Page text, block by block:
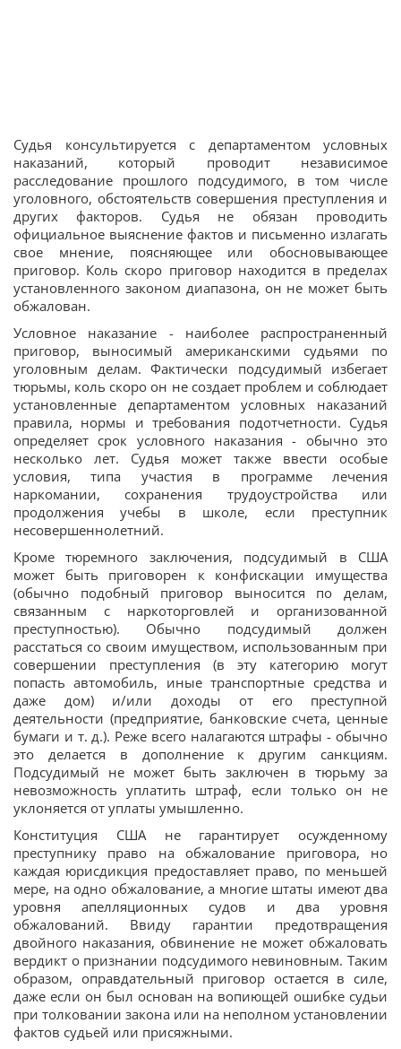
Судья консультируется с департаментом условных
наказаний, который проводит независимое
расследование прошлого подсудимого, в том числе
уголовного, обстоятельств совершения преступления и
других факторов. Судья не обязан проводить
официальное выяснение фактов и письменно излагать
свое мнение, поясняющее или обосновывающее
приговор. Коль скоро приговор находится в пределах
установленного законом диапазона, он не может быть
обжалован.
Условное наказание - наиболее распространенный
приговор, выносимый американскими судьями по
уголовным делам. Фактически подсудимый избегает
тюрьмы, коль скоро он не создает проблем и соблюдает
установленные департаментом условных наказаний
правила, нормы и требования подотчетности. Судья
определяет срок условного наказания - обычно это
несколько лет. Судья может также ввести особые
условия, типа участия в программе лечения
наркомании, сохранения трудоустройства или
продолжения учебы в школе, если преступник
несовершеннолетний.
Кроме тюремного заключения, подсудимый в США
может быть приговорен к конфискации имущества
(обычно подобный приговор выносится по делам,
связанным с наркоторговлей и организованной
преступностью). Обычно подсудимый должен
расстаться со своим имуществом, использованным при
совершении преступления (в эту категорию могут
попасть автомобиль, иные транспортные средства и
даже дом) и/или доходы от его преступной
деятельности (предприятие, банковские счета, ценные
бумаги и т. д.). Реже всего налагаются штрафы - обычно
это делается в дополнение к другим санкциям.
Подсудимый не может быть заключен в тюрьму за
невозможность уплатить штраф, если только он не
уклоняется от уплаты умышленно.
Конституция США не гарантирует осужденному
преступнику право на обжалование приговора, но
каждая юрисдикция предоставляет право, по меньшей
мере, на одно обжалование, а многие штаты имеют два
уровня апелляционных судов и два уровня
обжалований. Ввиду гарантии предотвращения
двойного наказания, обвинение не может обжаловать
вердикт о признании подсудимого невиновным. Таким
образом, оправдательный приговор остается в силе,
даже если он был основан на вопиющей ошибке судьи
при толковании закона или на неполном установлении
фактов судьей или присяжными.